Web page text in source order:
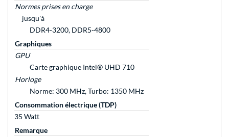
Normes prises en charge
jusqu'à
DDR4-3200, DDR5-4800
Graphiques
GPU
Carte graphique Intel® UHD 710
Horloge
Norme: 300 MHz, Turbo: 1350 MHz
Consommation électrique (TDP)
35 Watt
Remarque